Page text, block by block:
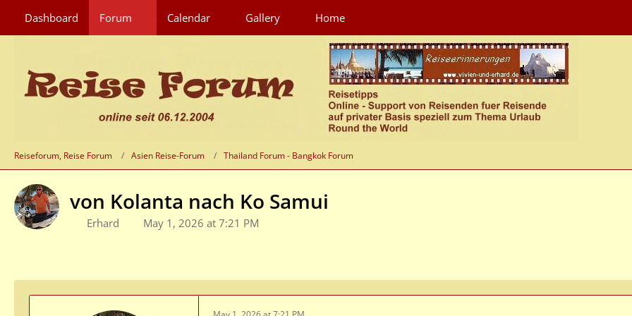
Dashboard Forum Calendar Gallery Home
Reiseforum, Reise Forum Asien Reise-Forum Thailand Forum - Bangkok Forum
von Kolanta nach Ko Samui
Erhard May 1, 2026 at 7:21 PM